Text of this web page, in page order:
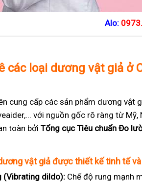
Alo:
các loại dương vật giả ở
cung cấp các sản phẩm dương vật
với nguồn gốc rõ ràng từ
toàn bởi Tổng cục Tiêu chuẩn Đo
vật giả được thiết kế tinh tế
(Vibrating dildo): Chế độ rung mạnh